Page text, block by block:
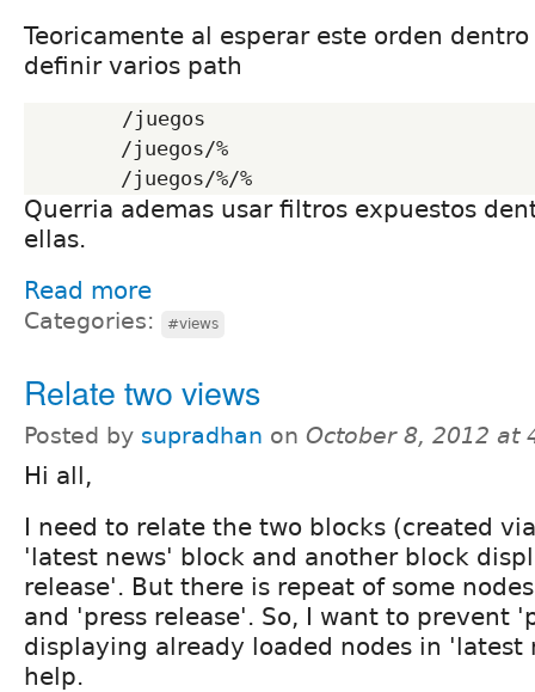
Teoricamente al esperar este orden
definir varios path
Querria ademas usar filtros expuestos
ellas.
Read more
Categories: #views
Relate two views
Posted by supradhan on October 8, 2012 at
Hi all,
I need to relate the two blocks (created
'latest news' block and another block
release'. But there is repeat of some
and 'press release'. So, I want to prevent
displaying already loaded nodes in 'latest
help.